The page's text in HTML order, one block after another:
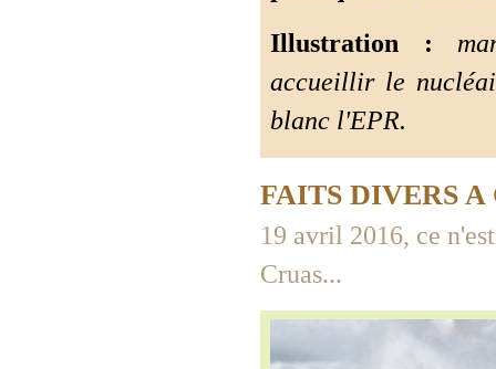
Illustration :
accueillir le
blanc l'EPR.
FAITS DIVERS A
19 avril 2016, ce
Cruas...